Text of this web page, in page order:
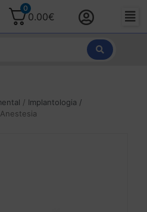
0
0.00€
/ Implantologia /